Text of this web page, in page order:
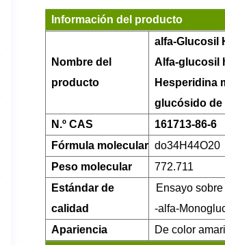
Información del producto
Nombre del
producto
alfa-Glucosil
Alfa-glucosil
Hesperidina
glucósido de
N.º CAS
161713-86-6
Fórmula molecular do34H44O20
Peso molecular
772.711
Estándar de
calidad
Ensayo
-alfa-
Apariencia
De color